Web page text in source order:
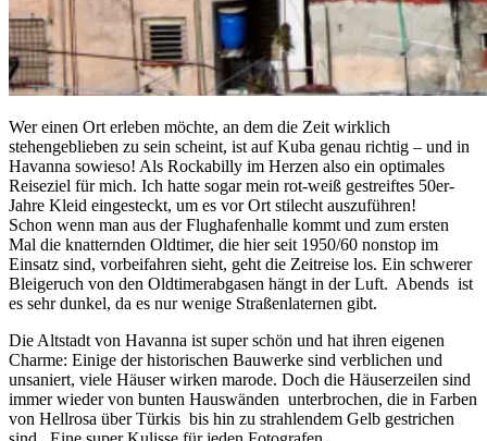
Wer einen Ort erleben möchte, an dem die Zeit wirklich
stehengeblieben zu sein scheint, ist auf Kuba genau richtig – und in
Havanna sowieso! Als Rockabilly im Herzen also ein optimales
Reiseziel für mich. Ich hatte sogar mein rot-weiß gestreiftes 50er-
Jahre Kleid eingesteckt, um es vor Ort stilecht auszuführen!
Schon wenn man aus der Flughafenhalle kommt und zum ersten
Mal die knatternden Oldtimer, die hier seit 1950/60 nonstop im
Einsatz sind, vorbeifahren sieht, geht die Zeitreise los. Ein schwerer
Bleigeruch von den Oldtimerabgasen hängt in der Luft. Abends ist
es sehr dunkel, da es nur wenige Straßenlaternen gibt.
Die Altstadt von Havanna ist super schön und hat ihren eigenen
Charme: Einige der historischen Bauwerke sind verblichen und
unsaniert, viele Häuser wirken marode. Doch die Häuserzeilen sind
immer wieder von bunten Hauswänden unterbrochen, die in Farben
von Hellrosa über Türkis bis hin zu strahlendem Gelb gestrichen